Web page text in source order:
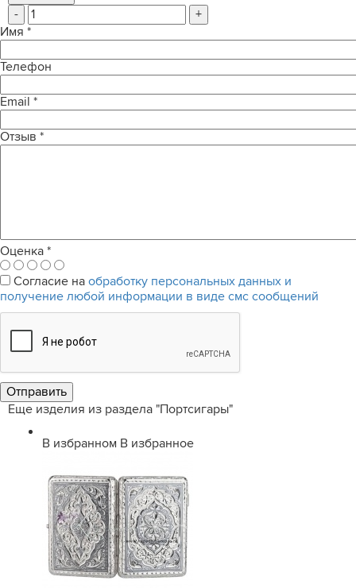
-
+
Имя *
Телефон
Email *
Отзыв *
Оценка *
Согласие на обработку персональных данных и
получение любой информации в виде смс сообщений
Еще изделия из раздела "Портсигары"
В избранном В избранное